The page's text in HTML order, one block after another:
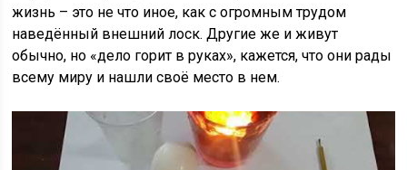
жизнь – это не что иное, как с огромным трудом
наведённый внешний лоск. Другие же и живут
обычно, но «дело горит в руках», кажется, что они рады
всему миру и нашли своё место в нем.